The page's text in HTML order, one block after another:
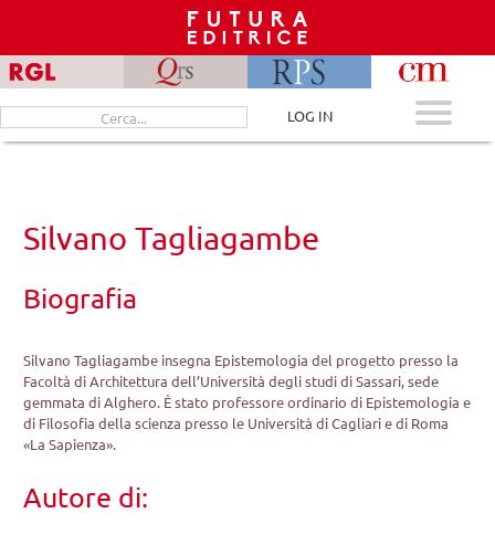
content
Cerca
per:
LOG IN
Silvano Tagliagambe
Biografia
Silvano Tagliagambe insegna Epistemologia del progetto presso la
Facoltà di Architettura dell’Università degli studi di Sassari, sede
gemmata di Alghero. È stato professore ordinario di Epistemologia e
di Filosofia della scienza presso le Università di Cagliari e di Roma
«La Sapienza».
Autore di: